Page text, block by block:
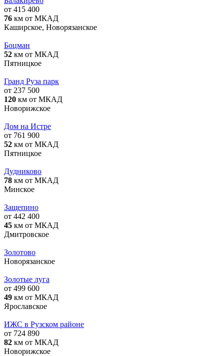
от 415 400
76 км от МКАД
Каширское, Новорязанское
Боцман
52 км от МКАД
Пятницкое
Гранд Руза парк
от 237 500
120 км от МКАД
Новорижское
Дом на Истре
от 761 900
52 км от МКАД
Пятницкое
Дудниково
78 км от МКАД
Минское
Защепино
от 442 400
45 км от МКАД
Дмитровское
Золотово
Новорязанское
Золотые луга
от 499 600
49 км от МКАД
Ярославское
ИЖС в Рузском районе
от 724 890
82 км от МКАД
Новорижское